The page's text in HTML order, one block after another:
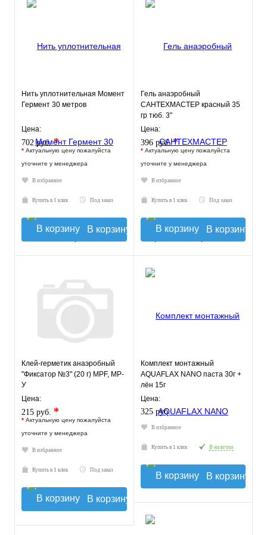
Нить уплотнительная Момент
Гермент 30 метров
Цена:
702 руб.*
* Актуальную цену пожалуйста
уточните у менеджера
В избранное
Купить в 1 клик Под заказ
В корзину
Гель анаэробный
САНТЕХМАСТЕР красный 35
гр тюб. 3"
Цена:
396 руб.*
* Актуальную цену пожалуйста
уточните у менеджера
В избранное
Купить в 1 клик Под заказ
В корзину
Клей-герметик анаэробный
"Фиксатор №3" (20 г) MPF, MP-
У
Цена:
215 руб. *
* Актуальную цену пожалуйста
уточните у менеджера
В избранное
Купить в 1 клик Под заказ
В корзину
Комплект монтажный
AQUAFLAX NANO паста 30г +
лён 15г
Цена:
325 руб.
В избранное
Купить в 1 клик В наличии
В корзину